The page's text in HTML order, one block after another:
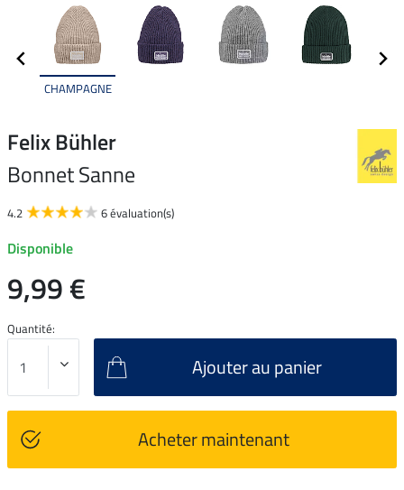
CHAMPAGNE
Felix Bühler
Bonnet Sanne
4.2 6 évaluation(s)
Disponible
9,99 €
Quantité:
Ajouter au panier
Acheter maintenant